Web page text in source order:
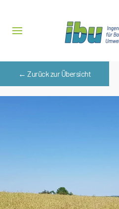
Zum Hauptinhalt springen
← Zurück zur Übersicht